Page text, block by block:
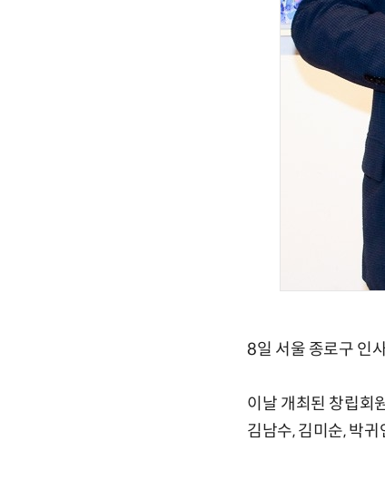
8일 서울 종로구 인
이날 개최된 창립회
김남수, 김미순, 박